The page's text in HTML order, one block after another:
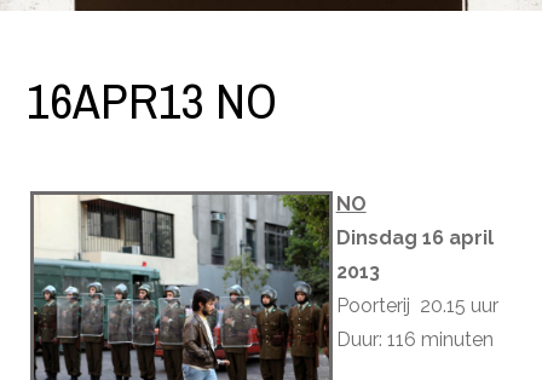
16APR13 NO
NO
Dinsdag 16 april
2013
Poorterij 20.15 uur
Duur: 116 minuten